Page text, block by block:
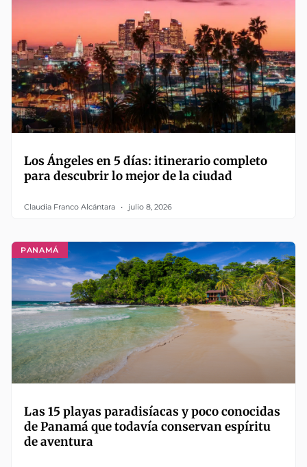
Los Ángeles en 5 días: itinerario completo
para descubrir lo mejor de la ciudad
Claudia Franco Alcántara julio 8, 2026
PANAMÁ
Las 15 playas paradisíacas y poco conocidas
de Panamá que todavía conservan espíritu
de aventura